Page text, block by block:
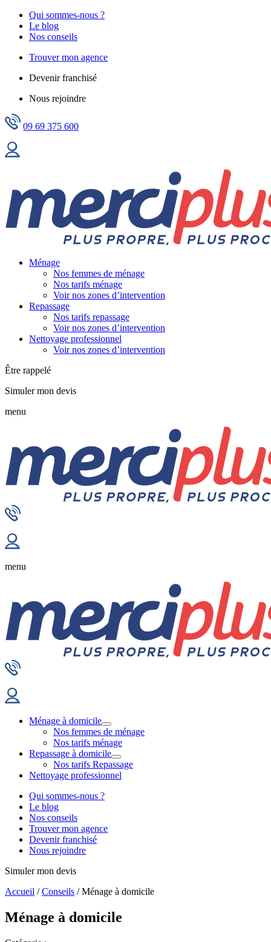
Qui sommes-nous ?
Le blog
Nos conseils
Trouver mon agence
Devenir franchisé
Nous rejoindre
09 69 375 600
Ménage
Nos femmes de ménage
Nos tarifs ménage
Voir nos zones d’intervention
Repassage
Nos tarifs repassage
Voir nos zones d’intervention
Nettoyage professionnel
Voir nos zones d’intervention
Être rappelé
Simuler mon devis
menu
menu
Ménage à domicile
Nos femmes de ménage
Nos tarifs ménage
Repassage à domicile
Nos tarifs Repassage
Nettoyage professionnel
Qui sommes-nous ?
Le blog
Nos conseils
Trouver mon agence
Devenir franchisé
Nous rejoindre
Simuler mon devis
Accueil /Conseils /Ménage à domicile
Ménage à domicile